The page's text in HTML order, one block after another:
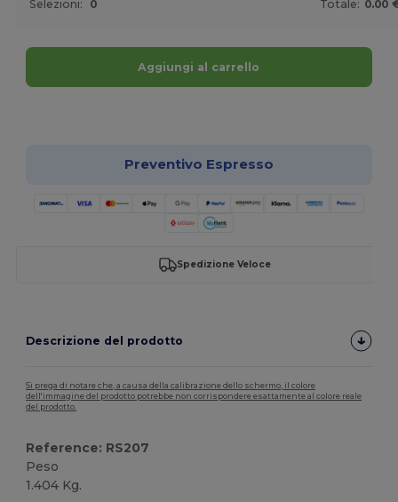
Selezioni: 0 Totale: 0.00
Aggiungi al carrello
Preventivo Espresso
Spedizione Veloce
Descrizione del prodotto
Si prega di notare che, a causa della calibrazione dello schermo, il colore
dell'immagine del prodotto potrebbe non corrispondere esattamente al colore reale
del prodotto.
Reference: RS207
Peso
1.404 Kg.